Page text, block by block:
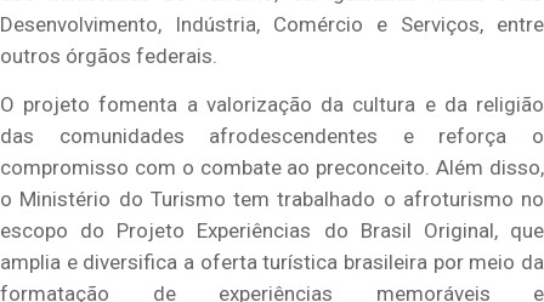
Desenvolvimento, Indústria, Comércio e Serviços, entre
outros órgãos federais.
O projeto fomenta a valorização da cultura e da religião
das comunidades afrodescendentes e reforça o
compromisso com o combate ao preconceito. Além disso,
o Ministério do Turismo tem trabalhado o afroturismo no
escopo do Projeto Experiências do Brasil Original, que
amplia e diversifica a oferta turística brasileira por meio da
formatação de experiências memoráveis e